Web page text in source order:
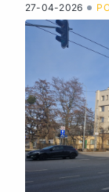
27-04-2026